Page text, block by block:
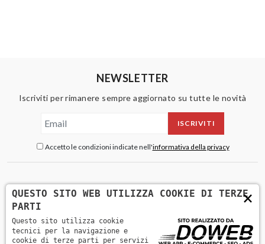
NEWSLETTER
Iscriviti per rimanere sempre aggiornato su tutte le novità
ISCRIVITI
Accetto le condizioni indicate nell'informativa della privacy
×
QUESTO SITO WEB UTILIZZA COOKIE DI TERZE
PARTI
Questo sito utilizza cookie
tecnici per la navigazione e
cookie di terze parti per servizi